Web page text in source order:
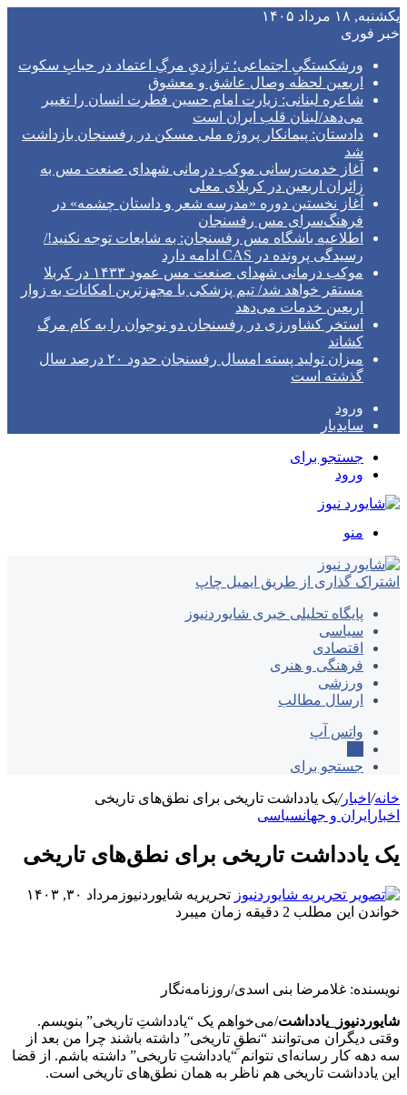
یکشنبه, ۱۸ مرداد ۱۴۰۵
خبر فوری
ورشکستگیِ اجتماعی؛ تراژدیِ مرگِ اعتماد در حبابِ سکوت
اربعین لحظه وصال عاشق و معشوق
شاعره لبنانی: زیارت امام حسین فطرت انسان را تغییر
می‌دهد/لبنان قلب ایران است
دادستان: پیمانکار پروژه ملی مسکن در رفسنجان بازداشت
شد
آغاز خدمت‌رسانی موکب درمانی شهدای صنعت مس به
زائران اربعین در کربلای معلی
آغاز نخستین دوره «مدرسه شعر و داستان چشمه» در
فرهنگ‌سرای مس رفسنجان
اطلاعیه باشگاه مس رفسنجان: به شایعات توجه نکنید!/
رسیدگی پرونده در CAS ادامه دارد
موکب درمانی شهدای صنعت مس عمود ۱۴۳۳ در کربلا
مستقر خواهد شد/ تیم پزشکی با مجهزترین امکانات به زوار
اربعین خدمات می‌دهد
استخر کشاورزی در رفسنجان دو نوجوان را به کام مرگ
کشاند
میزان تولید پسته امسال رفسنجان حدود ۲۰ درصد سال
گذشته است
ورود
سایدبار
جستجو برای
ورود
منو
اشتراک گذاری از طریق ایمیل چاپ
پایگاه تحلیلی خبری شایوردنیوز
سیاسی
اقتصادی
فرهنگی و هنری
ورزشی
ارسال مطالب
واتس آپ
جستجو برای
خانه/ اخبار/یک یادداشت تاریخی برای نطق‌های تاریخی
اخبار ایران و جهانسیاسی
یک یادداشت تاریخی برای نطق‌های تاریخی
تحریریه شایوردنیوز مرداد ۳۰, ۱۴۰۳
خواندن این مطلب 2 دقیقه زمان میبرد
نویسنده: غلامرضا بنی اسدی/روزنامه‌نگار
شایوردنیوز_یادداشت/می‌خواهم یک “یادداشتِ تاریخی” بنویسم.
وقتی دیگران می‌توانند “نطقِ تاریخی” داشته باشند چرا من بعد از
سه دهه کار رسانه‌ای نتوانم “یادداشتِ تاریخی” داشته باشم. از قضا
این یادداشت تاریخی هم ناظر به همان نطق‌های تاریخی است.